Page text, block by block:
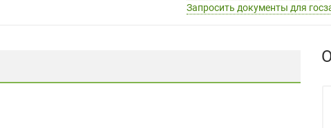
Запросить документы для